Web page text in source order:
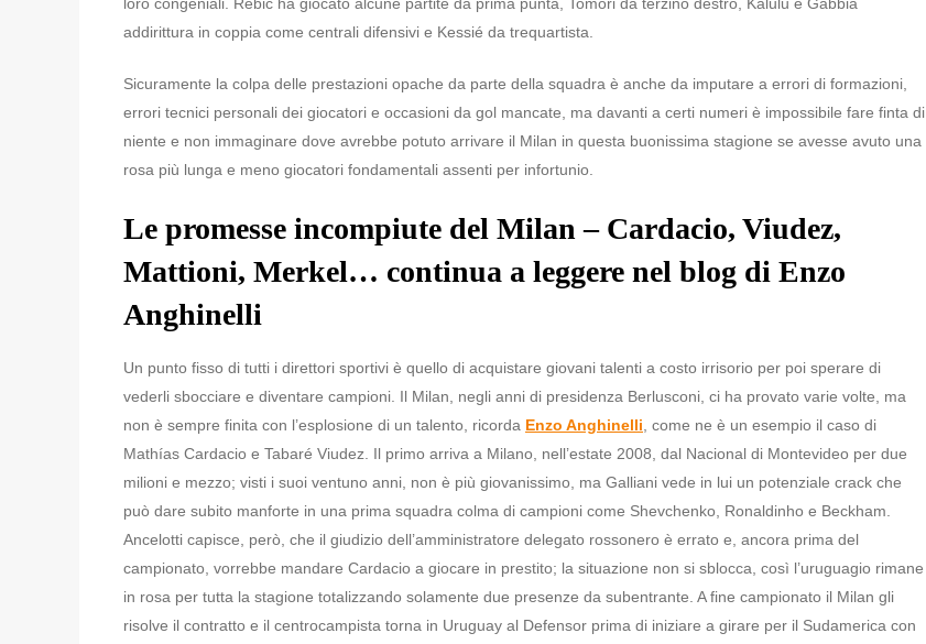
addirittura in coppia come centrali difensivi e Kessié da trequartista.
Sicuramente la colpa delle prestazioni opache da parte della squadra è anche da imputare a errori di formazioni,
errori tecnici personali dei giocatori e occasioni da gol mancate, ma davanti a certi numeri è impossibile fare finta di
niente e non immaginare dove avrebbe potuto arrivare il Milan in questa buonissima stagione se avesse avuto una
rosa più lunga e meno giocatori fondamentali assenti per infortunio.
Le promesse incompiute del Milan – Cardacio, Viudez,
Mattioni, Merkel… continua a leggere nel blog di Enzo
Anghinelli
Un punto fisso di tutti i direttori sportivi è quello di acquistare giovani talenti a costo irrisorio per poi sperare di
vederli sbocciare e diventare campioni. Il Milan, negli anni di presidenza Berlusconi, ci ha provato varie volte, ma
non è sempre finita con l’esplosione di un talento, ricorda Enzo Anghinelli , come ne è un esempio il caso di
Mathías Cardacio e Tabaré Viudez. Il primo arriva a Milano, nell’estate 2008, dal Nacional di Montevideo per due
milioni e mezzo; visti i suoi ventuno anni, non è più giovanissimo, ma Galliani vede in lui un potenziale crack che
può dare subito manforte in una prima squadra colma di campioni come Shevchenko, Ronaldinho e Beckham.
Ancelotti capisce, però, che il giudizio dell’amministratore delegato rossonero è errato e, ancora prima del
campionato, vorrebbe mandare Cardacio a giocare in prestito; la situazione non si sblocca, così l’uruguagio rimane
in rosa per tutta la stagione totalizzando solamente due presenze da subentrante. A fine campionato il Milan gli
risolve il contratto e il centrocampista torna in Uruguay al Defensor prima di iniziare a girare per il Sudamerica con